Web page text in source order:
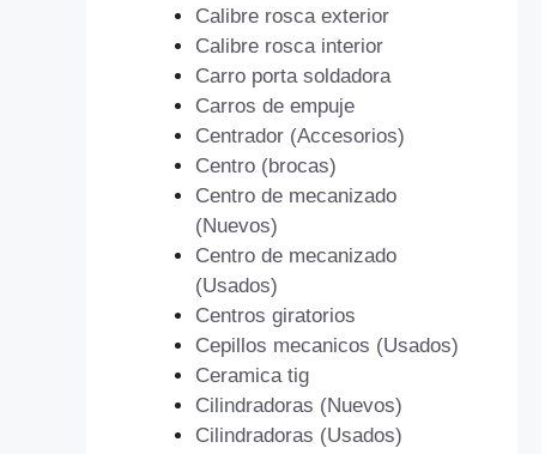
Calibre rosca exterior
Calibre rosca interior
Carro porta soldadora
Carros de empuje
Centrador (Accesorios)
Centro (brocas)
Centro de mecanizado
(Nuevos)
Centro de mecanizado
(Usados)
Centros giratorios
Cepillos mecanicos (Usados)
Ceramica tig
Cilindradoras (Nuevos)
Cilindradoras (Usados)